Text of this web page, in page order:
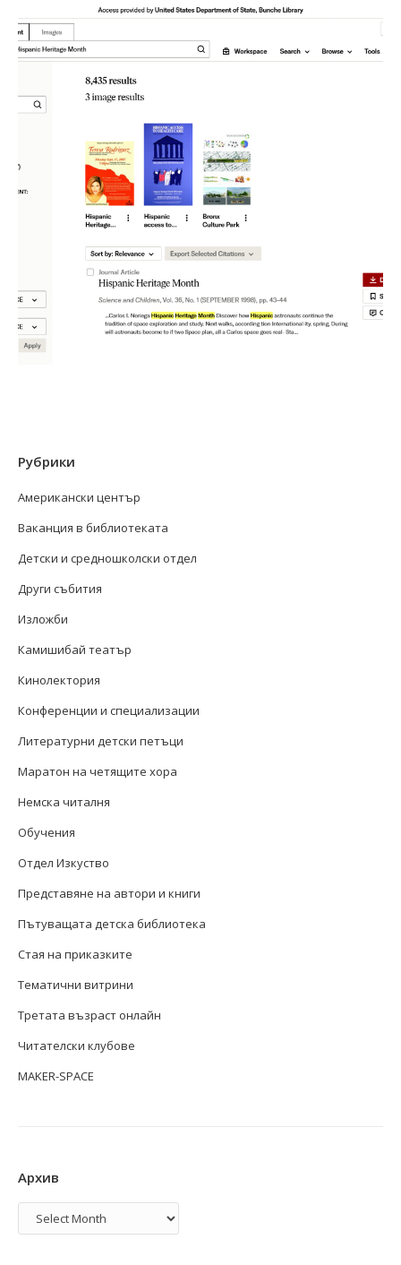
Рубрики
Американски център
Ваканция в библиотеката
Детски и средношколски отдел
Други събития
Изложби
Камишибай театър
Кинолектория
Конференции и специализации
Литературни детски петъци
Маратон на четящите хора
Немска читалня
Обучения
Отдел Изкуство
Представяне на автори и книги
Пътуващата детска библиотека
Стая на приказките
Тематични витрини
Третата възраст онлайн
Читателски клубове
MAKER-SPACE
Архив
Архив